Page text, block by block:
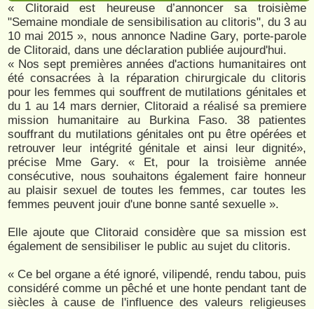
« Clitoraid est heureuse d’annoncer sa troisième
"Semaine mondiale de sensibilisation au clitoris", du 3 au
10 mai 2015 », nous annonce Nadine Gary, porte-parole
de Clitoraid, dans une déclaration publiée aujourd'hui.
« Nos sept premières années d'actions humanitaires ont
été consacrées à la réparation chirurgicale du clitoris
pour les femmes qui souffrent de mutilations génitales et
du 1 au 14 mars dernier, Clitoraid a réalisé sa premiere
mission humanitaire au Burkina Faso. 38 patientes
souffrant du mutilations génitales ont pu être opérées et
retrouver leur intégrité génitale et ainsi leur dignité»,
précise Mme Gary. « Et, pour la troisième année
consécutive, nous souhaitons également faire honneur
au plaisir sexuel de toutes les femmes, car toutes les
femmes peuvent jouir d'une bonne santé sexuelle ».
Elle ajoute que Clitoraid considère que sa mission est
également de sensibiliser le public au sujet du clitoris.
« Ce bel organe a été ignoré, vilipendé, rendu tabou, puis
considéré comme un pêché et une honte pendant tant de
siècles à cause de l'influence des valeurs religieuses